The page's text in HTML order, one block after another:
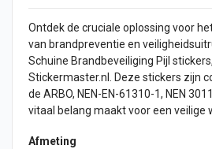
Ontdek de cruciale oplossing voor
van brandpreventie en
Schuine Brandbeveiliging Pijl stickers
Stickermaster.nl. Deze stickers zijn
de ARBO, NEN-EN-61310-1, NEN
vitaal belang maakt voor een veilige
Afmeting